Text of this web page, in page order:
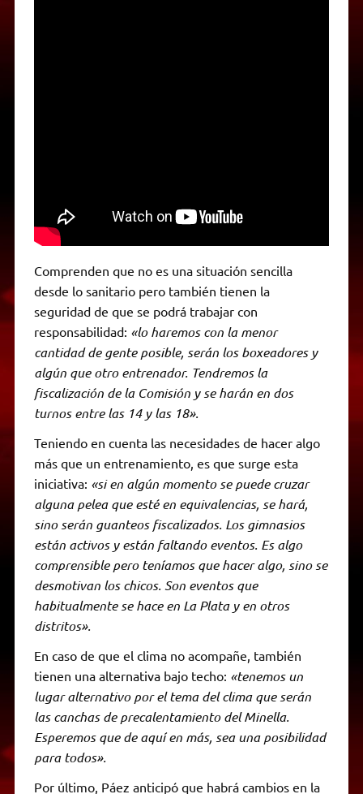
Comprenden que no es una situación sencilla
desde lo sanitario pero también tienen la
seguridad de que se podrá trabajar con
responsabilidad: «lo haremos con la menor
cantidad de gente posible, serán los boxeadores y
algún que otro entrenador. Tendremos la
fiscalización de la Comisión y se harán en dos
turnos entre las 14 y las 18».
Teniendo en cuenta las necesidades de hacer algo
más que un entrenamiento, es que surge esta
iniciativa: «si en algún momento se puede cruzar
alguna pelea que esté en equivalencias, se hará,
sino serán guanteos fiscalizados. Los gimnasios
están activos y están faltando eventos. Es algo
comprensible pero teníamos que hacer algo, sino se
desmotivan los chicos. Son eventos que
habitualmente se hace en La Plata y en otros
distritos».
En caso de que el clima no acompañe, también
tienen una alternativa bajo techo: «tenemos un
lugar alternativo por el tema del clima que serán
las canchas de precalentamiento del Minella.
Esperemos que de aquí en más, sea una posibilidad
para todos».
Por último, Páez anticipó que habrá cambios en la